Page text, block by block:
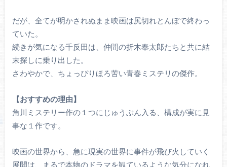
だが、全てが明かされぬまま映画は尻切れとんぼで終わっ
ていた。
続きが気になる千反田は、仲間の折木奉太郎たちと共に結
末探しに乗り出した。
さわやかで、ちょっぴりほろ苦い青春ミステリの傑作。
【おすすめの理由】
角川ミステリー作の１つにじゅうぶん入る、構成が実に見
事な１作です。
映画の世界から、急に現実の世界に事件が飛び火していく
展開は、まるで本物のドラマを観ているような気分になれ